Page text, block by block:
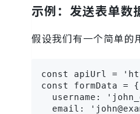
示例：发送表单数
假设我们有一个简单的
const apiUrl =
const formData = {
username:
email: